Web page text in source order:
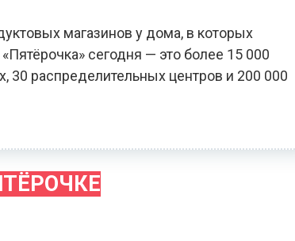
магазинов у дома, в которых
сегодня — это более 15 000
30 распределительных центров и 200 000